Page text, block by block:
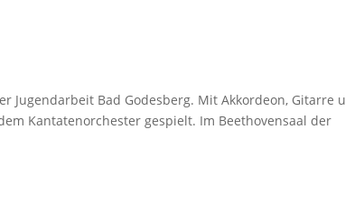
Jugendarbeit Bad Godesberg. Mit Akkordeon, Gitarre
Kantatenorchester gespielt. Im Beethovensaal der